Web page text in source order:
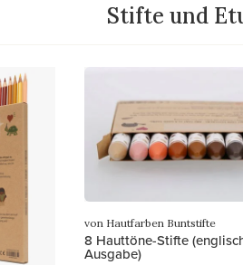
Stifte und
von Hautfarben Buntstifte
8 Hauttöne-Stifte
Ausgabe)